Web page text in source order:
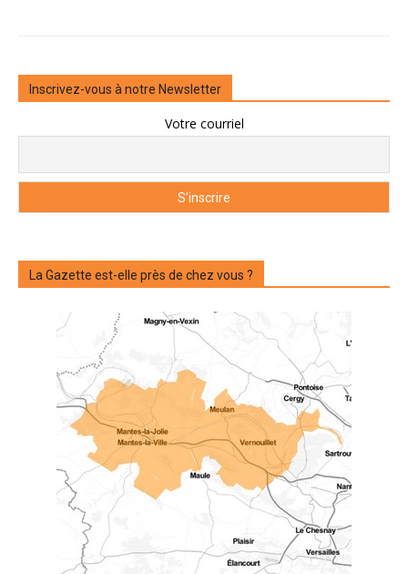
Inscrivez-vous à notre Newsletter
Votre courriel
La Gazette est-elle près de chez vous ?